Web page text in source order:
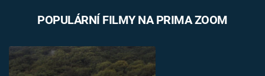
POPULÁRNÍ FILMY NA PRIMA ZOOM